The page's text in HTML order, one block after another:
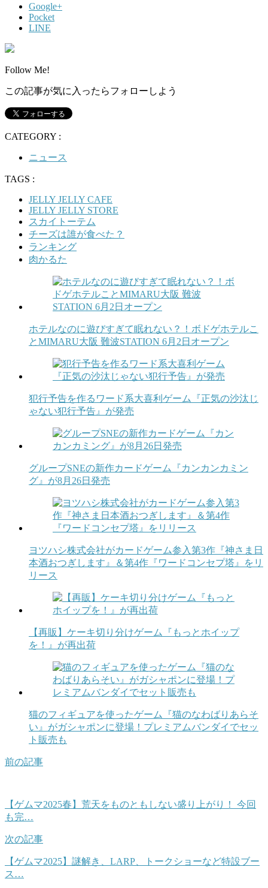
Google+
Pocket
LINE
Follow Me!
この記事が気に入ったらフォローしよう
CATEGORY :
ニュース
TAGS :
JELLY JELLY CAFE
JELLY JELLY STORE
スカイトーテム
チーズは誰が食べた？
ランキング
肉かるた
ホテルなのに遊びすぎて眠れない？！ボドゲホテルこ
とMIMARU大阪 難波STATION 6月2日オープン
犯行予告を作るワード系大喜利ゲーム『正気の沙汰じ
ゃない犯行予告』が発売
グループSNEの新作カードゲーム『カンカンカミン
グ』が8月26日発売
ヨツハシ株式会社がカードゲーム参入第3作『神さま日
本酒おつぎします』＆第4作『ワードコンセプ塔』をリ
リース
【再販】ケーキ切り分けゲーム『もっとホイップ
を！』が再出荷
猫のフィギュアを使ったゲーム『猫のなわばりあらそ
い』がガシャポンに登場！プレミアムバンダイでセッ
ト販売も
前の記事
【ゲムマ2025春】荒天をものともしない盛り上がり！ 今回
も完…
次の記事
【ゲムマ2025】謎解き、LARP、トークショーなど特設ブー
ス…